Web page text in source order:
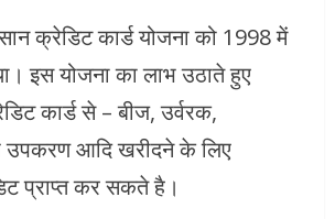
क्रेडिट कार्ड योजना को 1998 में
इस योजना का लाभ उठाते हुए
कार्ड से – बीज, उर्वरक,
उपकरण आदि खरीदने के लिए
प्राप्त कर सकते है।